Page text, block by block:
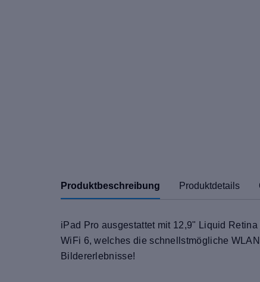
Produktbeschreibung Produktdetails
iPad Pro ausgestattet mit 12,9" Liquid
WiFi 6, welches die schnellstmögliche
Bildererlebnisse!